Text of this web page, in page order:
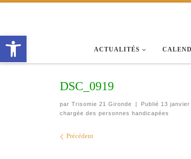
ACTUALITÉS
DSC_0919
par Trisomie 21 Gironde | Publié 13 janvier
chargée des personnes handicapées
Navigation des images
Précédent
Ouvrir la barre d’outils